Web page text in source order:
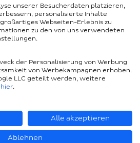
+ Co. KG 2026
Fragen Sie mich etwas
unserer Besucherdaten platzieren,
personalisierte Inhalte
Webseiten-Erlebnis zu
zu den von uns verwendeten
der Personalisierung von Werbung
von Werbekampagnen erhoben.
LLC geteilt werden, weitere
hier.
Alle akzeptieren
Ablehnen